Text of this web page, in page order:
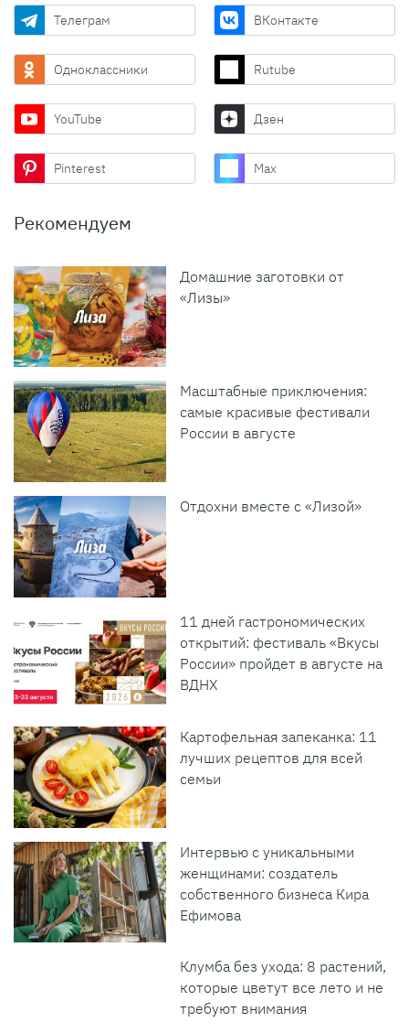
Телеграм ВКонтакте
Одноклассники Rutube
YouTube Дзен
Pinterest Max
Рекомендуем
Домашние заготовки от
«Лизы»
Масштабные приключения:
самые красивые фестивали
России в августе
Отдохни вместе с «Лизой»
11 дней гастрономических
открытий: фестиваль «Вкусы
России» пройдет в августе на
ВДНХ
Картофельная запеканка: 11
лучших рецептов для всей
семьи
Интервью с уникальными
женщинами: создатель
собственного бизнеса Кира
Ефимова
Клумба без ухода: 8 растений,
которые цветут все лето и не
требуют внимания